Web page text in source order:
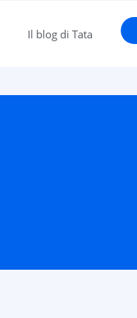
Il blog di Tata